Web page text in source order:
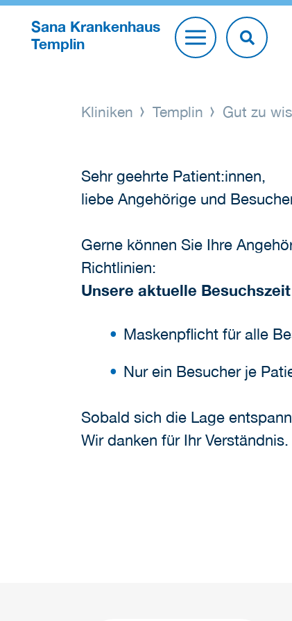
Sana Krankenhaus
Templin
Kliniken Templin Gut zu
Sehr geehrte Patient:innen,
liebe Angehörige und
Gerne können Sie Ihre
Richtlinien:
Unsere aktuelle
Maskenpflicht für alle
Nur ein Besucher je
Sobald sich die Lage
Wir danken für Ihr Verständnis.